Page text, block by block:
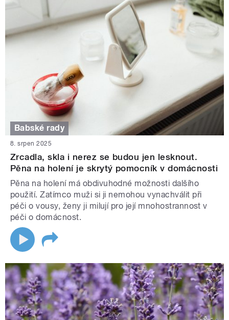
Babské rady
8. srpen 2025
Zrcadla, skla i nerez se budou jen lesknout.
Pěna na holení je skrytý pomocník v domácnosti
Pěna na holení má obdivuhodné možnosti dalšího
použití. Zatímco muži si ji nemohou vynachválit při
péči o vousy, ženy ji milují pro její mnohostrannost v
péči o domácnost.